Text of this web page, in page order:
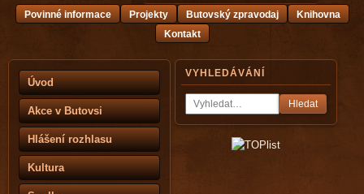
Úvod
Akce v Butovsi
Hlášení rozhlasu
Kultura
VYHLEDÁVÁNÍ
Hledat
Povinné informace
Projekty Butovský zpravodaj
Knihovna
Kontakt